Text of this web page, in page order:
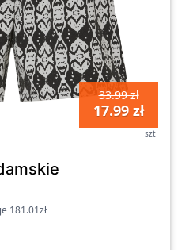
33.99 zł
17.99 zł
szt
181.01zł